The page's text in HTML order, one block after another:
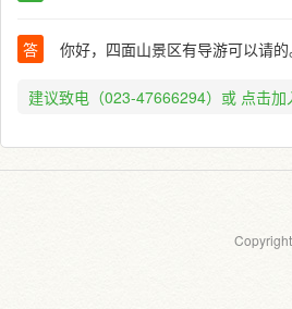
答 你好，四面山景区有导游可以请的
建议致电（023-47666294）或 点击